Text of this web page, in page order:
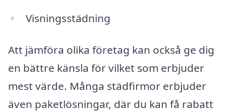
Visningsstädning
Att jämföra olika företag kan också ge dig
en bättre känsla för vilket som erbjuder
mest värde. Många städfirmor erbjuder
även paketlösningar, där du kan få rabatt